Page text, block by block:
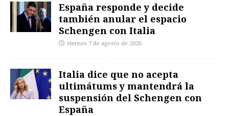
España responde y decide
también anular el espacio
Schengen con Italia
viernes 7 de agosto de 2026
Italia dice que no acepta
ultimátums y mantendrá la
suspensión del Schengen con
España